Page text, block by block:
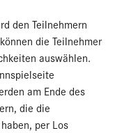
den Teilnehmern
die Teilnehmer
auswählen.
am Ende des
die die
per Los